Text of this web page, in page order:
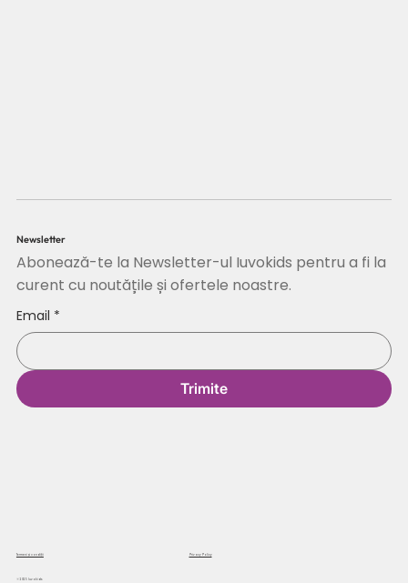
Privacy Policy
Termeni și condiții
© 2025 Iuvokids
Newsletter
Abonează-te la Newsletter-ul Iuvokids pentru a fi la
curent cu noutățile și ofertele noastre.
Email *
Trimite